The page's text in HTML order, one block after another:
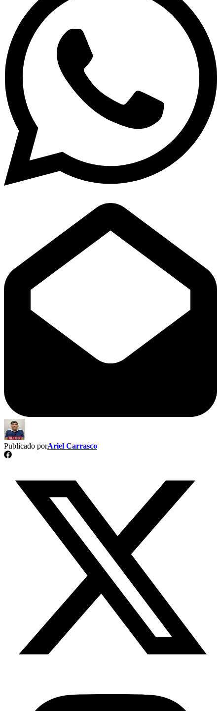
Publicado porAriel Carrasco